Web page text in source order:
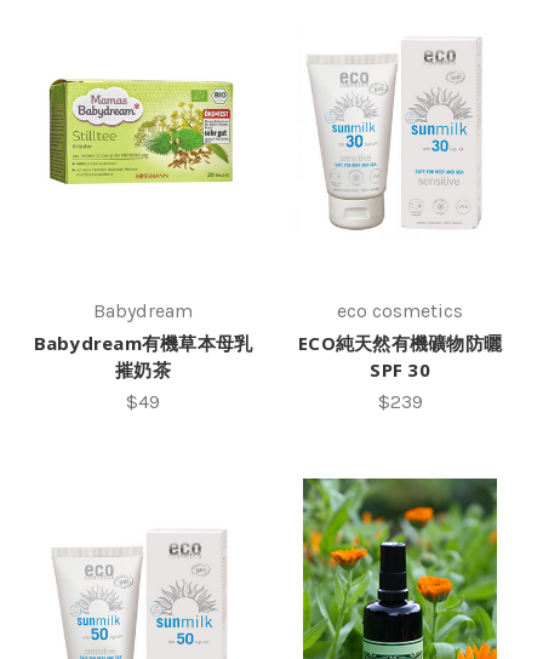
Babydream
Babydream有機草本母乳
摧奶茶
$49
eco cosmetics
ECO純天然有機礦物防曬
SPF 30
$239